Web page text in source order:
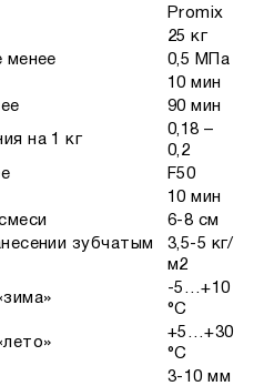
Promix
25 кг
менее
0,5 МПа
10 мин
90 мин
на 1 кг
0,18 –
0,2
F50
10 мин
6-8 см
зубчатым
3,5-5 кг/
м2
-5…+10
°С
+5…+30
°С
3-10 мм